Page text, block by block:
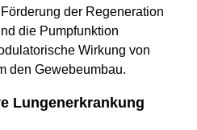
der Regeneration
die Pumpfunktion
Wirkung von
den Gewebeumbau.
Lungenerkrankung